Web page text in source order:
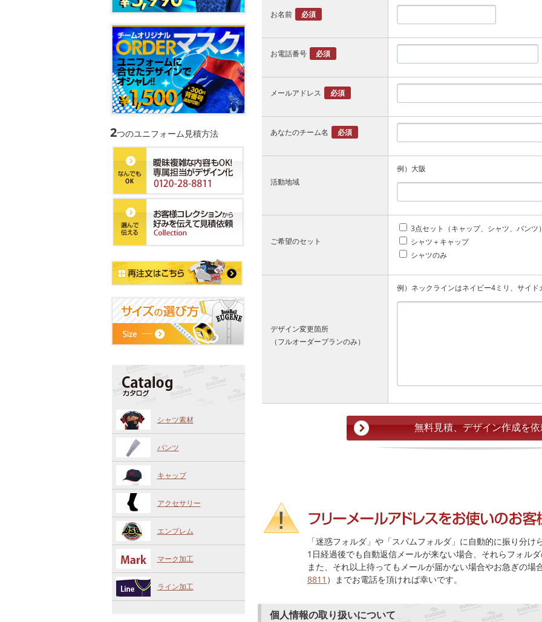
お名前 必須
お電話番号 必須
メールアドレス 必須
あなたのチーム名 必須
活動地域
例）大阪
ご希望のセット
3点セット（キャップ、シャツ、パンツ）
シャツ＋キャップ
シャツのみ
デザイン変更箇所
（フルオーダープランのみ）
例）ネックラインはネイビー4ミリ、サイ
「迷惑フォルダ」や「スパムフォルダ」に自動的に振り分け
1日経過後でも自動返信メールが来ない場合、それらフォルダ
また、それ以上待ってもメールが届かない場合やお急ぎの場
8811 ）までお電話を頂ければ幸いです。
個人情報の取り扱いについて
2つのユニフォーム見積方法
シャツ素材
パンツ
キャップ
アクセサリー
エンブレム
マーク加工
ライン加工